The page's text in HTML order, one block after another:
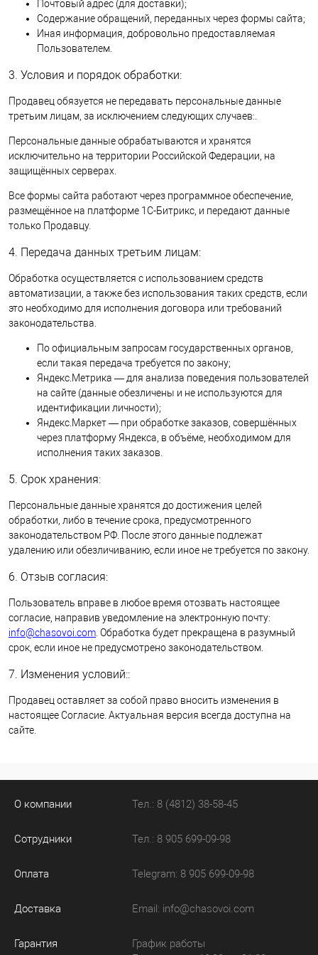
Почтовый адрес (для доставки);
Содержание обращений, переданных через формы сайта;
Иная информация, добровольно предоставляемая
Пользователем.
3. Условия и порядок обработки:
Продавец обязуется не передавать персональные данные
третьим лицам, за исключением следующих случаев:.
Персональные данные обрабатываются и хранятся
исключительно на территории Российской Федерации, на
защищённых серверах.
Все формы сайта работают через программное обеспечение,
размещённое на платформе 1С-Битрикс, и передают данные
только Продавцу.
4. Передача данных третьим лицам:
Обработка осуществляется с использованием средств
автоматизации, а также без использования таких средств, если
это необходимо для исполнения договора или требований
законодательства.
По официальным запросам государственных органов,
если такая передача требуется по закону;
Яндекс.Метрика — для анализа поведения пользователей
на сайте (данные обезличены и не используются для
идентификации личности);
Яндекс.Маркет — при обработке заказов, совершённых
через платформу Яндекса, в объёме, необходимом для
исполнения таких заказов.
5. Срок хранения:
Персональные данные хранятся до достижения целей
обработки, либо в течение срока, предусмотренного
законодательством РФ. После этого данные подлежат
удалению или обезличиванию, если иное не требуется по закону.
6. Отзыв согласия:
Пользователь вправе в любое время отозвать настоящее
согласие, направив уведомление на электронную почту:
info@chasovoi.com . Обработка будет прекращена в разумный
срок, если иное не предусмотрено законодательством.
7. Изменения условий::
Продавец оставляет за собой право вносить изменения в
настоящее Согласие. Актуальная версия всегда доступна на
сайте.
О компании
Сотрудники
Оплата
Доставка
Гарантия
Тел.: 8 (4812) 38-58-45
Тел.: 8 905 699-09-98
Telegram: 8 905 699-09-98
Email: info@chasovoi.com
График работы